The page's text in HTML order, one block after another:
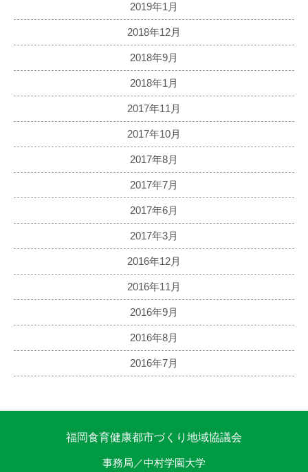
2019年1月
2018年12月
2018年9月
2018年1月
2017年11月
2017年10月
2017年8月
2017年7月
2017年6月
2017年3月
2016年12月
2016年11月
2016年9月
2016年8月
2016年7月
福岡食育健康都市づくり地域協議会
事務局／中村学園大学